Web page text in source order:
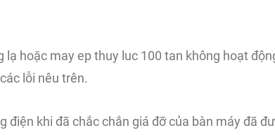
lạ hoặc may ep thuy luc 100 tan không hoạt
lỗi nêu trên.
điện khi đã chắc chắn giá đỡ của bàn máy đã